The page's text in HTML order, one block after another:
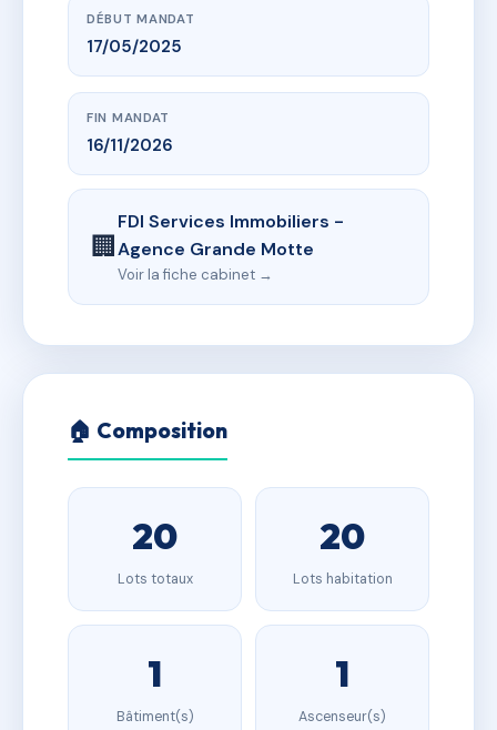
DÉBUT MANDAT
17/05/2025
FIN MANDAT
16/11/2026
🏢
FDI Services Immobiliers -
Agence Grande Motte
Voir la fiche cabinet →
🏠 Composition
20
Lots totaux
20
Lots habitation
1
Bâtiment(s)
1
Ascenseur(s)